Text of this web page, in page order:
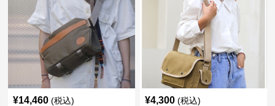
¥14,460 (税込) ¥4,300 (税込)